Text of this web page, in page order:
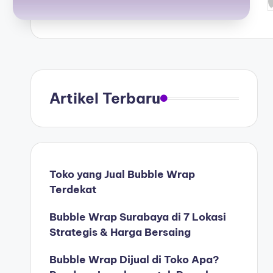
Artikel Terbaru
Toko yang Jual Bubble Wrap
Terdekat
Bubble Wrap Surabaya di 7 Lokasi
Strategis & Harga Bersaing
Bubble Wrap Dijual di Toko Apa?